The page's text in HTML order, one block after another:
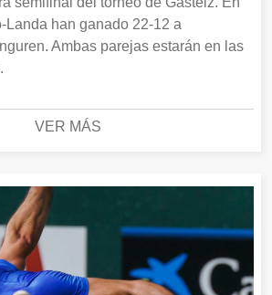
Landa han ganado 22-12 a
Ambas parejas estarán en las
VER MÁS